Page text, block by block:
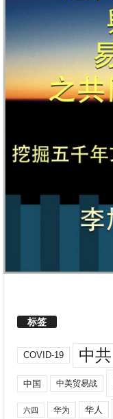
标签
COVID-19 中共
中国 中美贸易战
六四 华为 华人